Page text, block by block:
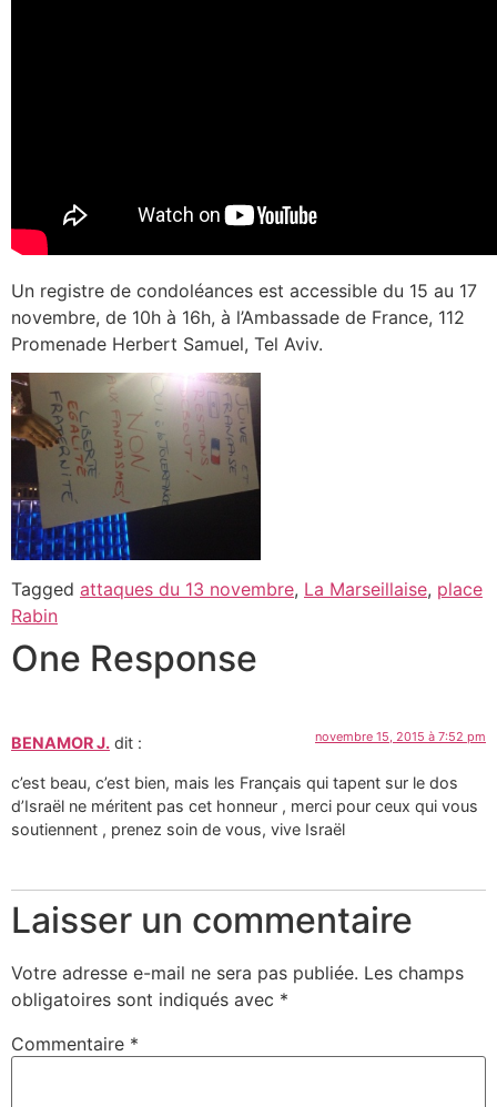
Un registre de condoléances est accessible du 15 au 17
novembre, de 10h à 16h, à l’Ambassade de France, 112
Promenade Herbert Samuel, Tel Aviv.
Tagged attaques du 13 novembre, La Marseillaise, place
Rabin
One Response
BENAMOR J. dit : novembre 15, 2015 à 7:52 pm
c’est beau, c’est bien, mais les Français qui tapent sur le dos
d’Israël ne méritent pas cet honneur , merci pour ceux qui vous
soutiennent , prenez soin de vous, vive Israël
Laisser un commentaire
Votre adresse e-mail ne sera pas publiée. Les champs
obligatoires sont indiqués avec *
Commentaire *